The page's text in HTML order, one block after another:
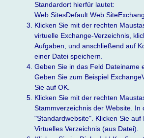
Standardort hierfür lautet:
Web SitesDefault Web
Klicken Sie mit der rechten
virtuelle Exchange-Verzeichnis,
Aufgaben, und anschließend auf
einer Datei speichern.
Geben Sie in das Feld Dateiname
Geben Sie zum Beispiel
Sie auf OK.
Klicken Sie mit der rechten
Stammverzeichnis der Website. In
"Standardwebsite". Klicken Sie
Virtuelles Verzeichnis (aus Datei).